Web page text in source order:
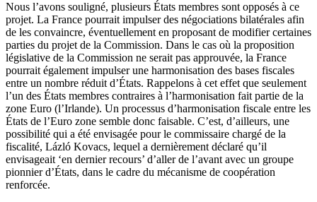
Nous l’avons souligné, plusieurs États membres sont opposés à ce
projet. La France pourrait impulser des négociations bilatérales afin
de les convaincre, éventuellement en proposant de modifier certaines
parties du projet de la Commission. Dans le cas où la proposition
législative de la Commission ne serait pas approuvée, la France
pourrait également impulser une harmonisation des bases fiscales
entre un nombre réduit d’États. Rappelons à cet effet que seulement
l’un des États membres contraires à l’harmonisation fait partie de la
zone Euro (l’Irlande). Un processus d’harmonisation fiscale entre les
États de l’Euro zone semble donc faisable. C’est, d’ailleurs, une
possibilité qui a été envisagée pour le commissaire chargé de la
fiscalité, Lázló Kovacs, lequel a dernièrement déclaré qu’il
envisageait ‘en dernier recours’ d’aller de l’avant avec un groupe
pionnier d’États, dans le cadre du mécanisme de coopération
renforcée.